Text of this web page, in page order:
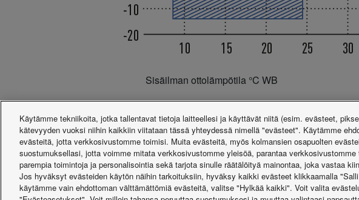
Sisäilman ottolämpötila °C WB
A) Sallittu vasta
B) Alue, jossa
Facebook Instagram Youtube LinkedIn
Käytämme tekniikoita, jotka tallentavat tietoja laitteellesi ja käyttävät niitä (esim. evästeet,
kätevyyden vuoksi niihin kaikkiin viitataan tässä yhteydessä nimellä "evästeet". Käytämme
evästeitä, jotta verkkosivustomme toimisi. Muita evästeitä, myös kolmansien osapuolten
suostumuksellasi, jotta voimme mitata verkkosivustomme yleisöä, parantaa verkkosivustomme
parempia toimintoja ja personalisointia sekä tarjota sinulle räätälöityä mainontaa, joka vastaa
Jos hyväksyt evästeiden käytön näihin tarkoituksiin, hyväksy kaikki evästeet klikkaamalla
käytämme vain ehdottoman välttämättömiä evästeitä, valitse "Hylkää kaikki". Voit valita